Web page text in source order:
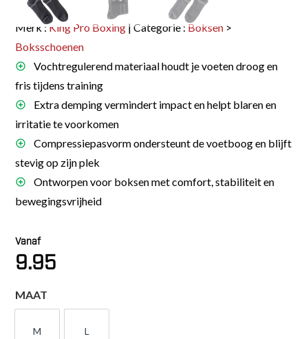
Merk :King Pro Boxing | Categorie :Boksen >
Boksschoenen
Vochtregulerend materiaal houdt je voeten droog en
fris tijdens training
Extra demping vermindert impact en helpt blaren en
irritatie te voorkomen
Compressiepasvorm ondersteunt de voetboog en blijft
stevig op zijn plek
Ontworpen voor boksen met comfort, stabiliteit en
bewegingsvrijheid
Vanaf
9.95
MAAT
M L